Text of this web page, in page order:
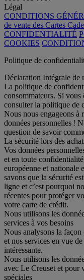
Légal
CONDITIONS
de vente des Cartes
CONFIDENTIALITÉ
COOKIES
Politique de
Déclaration Intégrale de
La politique de
consommateurs. Si
consulter la politique de
Nous nous engageons à
données personnelles !
question de savoir
La sécurité lors des
Vos données
et en toute
européenne et nationale
savons que la sécurité
ligne et c’est pourquoi
récentes pour protéger
votre carte de crédit.
Nous utilisons les
services à vos besoins
Nous analysons la
et nos services en vue
intéressante.
Nous utilisons les
avec Le Creuset et pour
spéciales